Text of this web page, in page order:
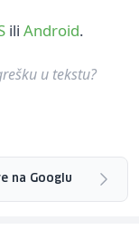
ili Android.
u tekstu?
na Googlu